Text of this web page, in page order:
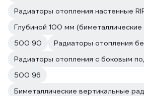
Радиаторы отопления настенные
500 90
Радиаторы отопления
Радиаторы отопления с боковым
500 96
Биметаллические вертикальные